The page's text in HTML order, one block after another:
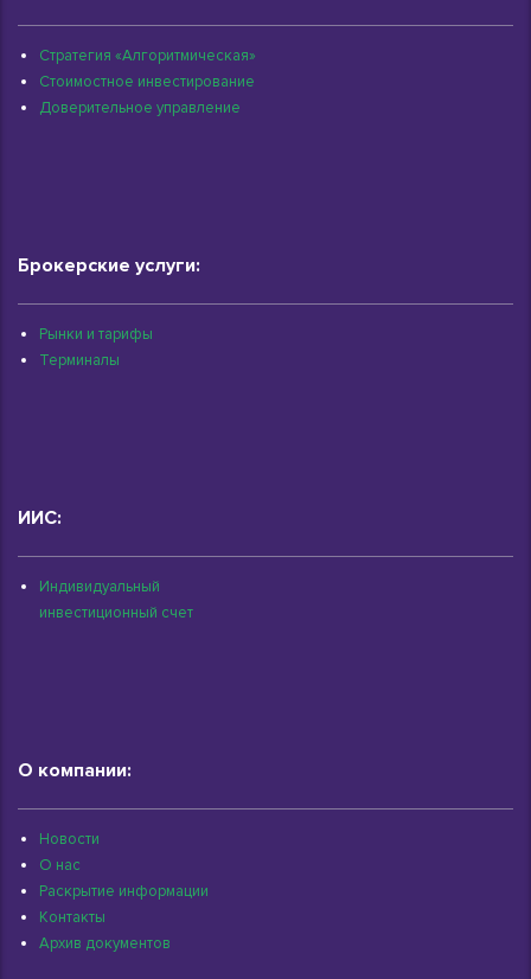
Стратегия «Алгоритмическая»
Стоимостное инвестирование
Доверительное управление
Брокерские услуги:
Рынки и тарифы
Терминалы
ИИС:
Индивидуальный
инвестиционный счет
О компании:
Новости
О нас
Раскрытие информации
Контакты
Архив документов